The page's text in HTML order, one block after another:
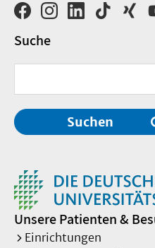
Suche
Suchen
Unsere Patienten &
Einrichtungen